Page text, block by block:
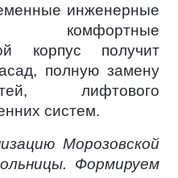
инженерные
корпус получит
полную замену
лифтового
систем.
Морозовской
Формируем